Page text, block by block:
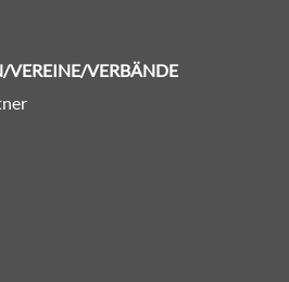
VEREINE/VERBÄNDE